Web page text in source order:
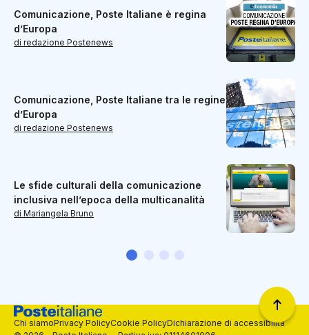
Comunicazione, Poste Italiane è regina
d’Europa
di redazione Postenews
Comunicazione, Poste Italiane tra le regine
d’Europa
di redazione Postenews
Le sfide culturali della comunicazione
inclusiva nell’epoca della multicanalità
di Mariangela Bruno
Chi siamoPrivacy PolicyCookie PolicyDichiarazione di accessibilità